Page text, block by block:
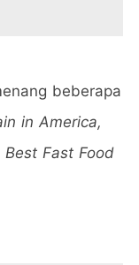
beberapa
in America,
Best Fast Food